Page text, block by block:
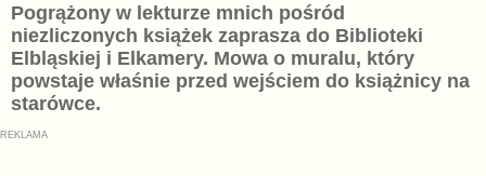
Pogrążony w lekturze mnich pośród
niezliczonych książek zaprasza do Biblioteki
Elbląskiej i Elkamery. Mowa o muralu, który
powstaje właśnie przed wejściem do książnicy na
starówce.